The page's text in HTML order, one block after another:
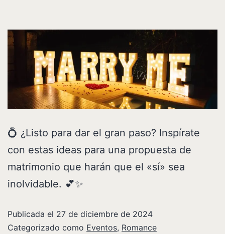
💍 ¿Listo para dar el gran paso? Inspírate
con estas ideas para una propuesta de
matrimonio que harán que el «sí» sea
inolvidable. 💕✨
Publicada el 27 de diciembre de 2024
Categorizado como Eventos, Romance